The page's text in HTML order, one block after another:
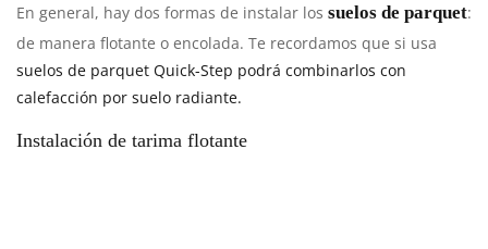
En general, hay dos formas de instalar los suelos de parquet:
de manera flotante o encolada. Te recordamos que si usa
suelos de parquet Quick-Step podrá combinarlos con
calefacción por suelo radiante.
Instalación de tarima flotante